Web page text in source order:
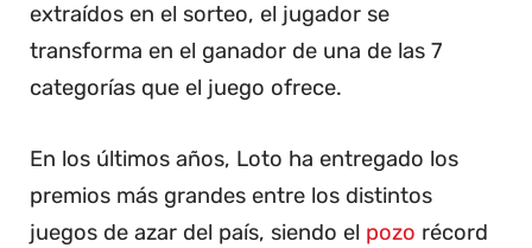
extraídos en el sorteo, el jugador se
transforma en el ganador de una de las 7
categorías que el juego ofrece.
En los últimos años, Loto ha entregado los
premios más grandes entre los distintos
juegos de azar del país, siendo el pozo récord